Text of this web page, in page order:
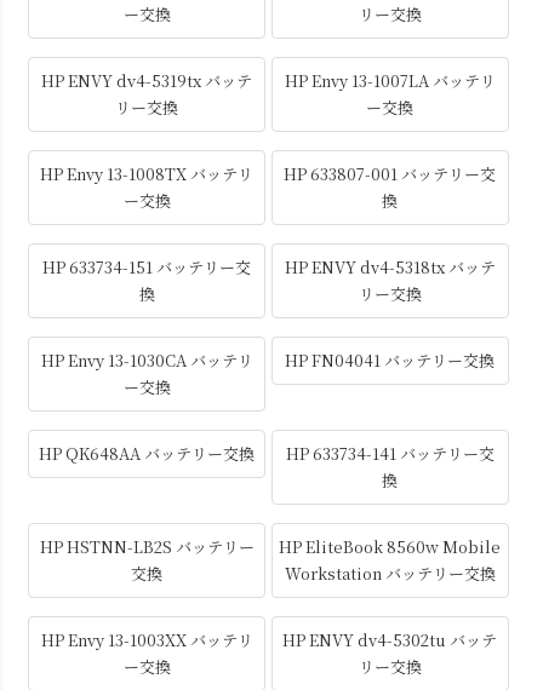
ー交換
リー交換
HP ENVY dv4-5319tx バッテ
リー交換
HP Envy 13-1007LA バッテリ
ー交換
HP Envy 13-1008TX バッテリ
ー交換
HP 633807-001 バッテリー交
換
HP 633734-151 バッテリー交
換
HP ENVY dv4-5318tx バッテ
リー交換
HP Envy 13-1030CA バッテリ
ー交換
HP FN04041 バッテリー交換
HP QK648AA バッテリー交換
HP 633734-141 バッテリー交
換
HP HSTNN-LB2S バッテリー
交換
HP EliteBook 8560w Mobile
Workstation バッテリー交換
HP Envy 13-1003XX バッテリ
ー交換
HP ENVY dv4-5302tu バッテ
リー交換